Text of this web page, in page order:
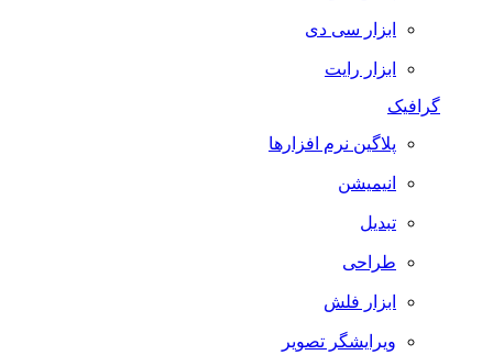
ابزار سی دی
ابزار رایت
گرافیک
پلاگین نرم افزارها
انیمیشن
تبدیل
طراحی
ابزار فلش
ویرایشگر تصویر